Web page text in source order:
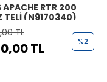
APACHE RTR 200
TELİ (N9170340)
TL
TL %2